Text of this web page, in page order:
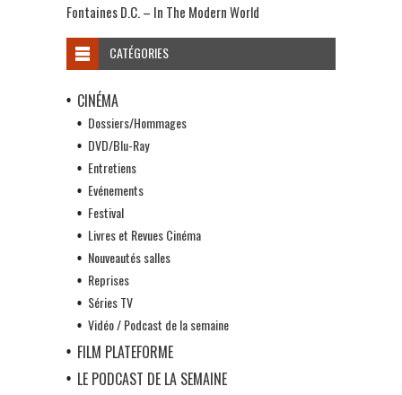
Fontaines D.C. – In The Modern World
CATÉGORIES
CINÉMA
Dossiers/Hommages
DVD/Blu-Ray
Entretiens
Evénements
Festival
Livres et Revues Cinéma
Nouveautés salles
Reprises
Séries TV
Vidéo / Podcast de la semaine
FILM PLATEFORME
LE PODCAST DE LA SEMAINE